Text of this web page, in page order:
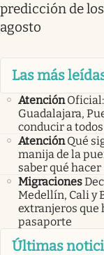
predicción de
agosto
Las más
Atención
Guadalajara,
conducir a
Atención Qué
manija de la
saber qué hacer
Migraciones
Medellín, Cali y
extranjeros que
pasaporte
Últimas